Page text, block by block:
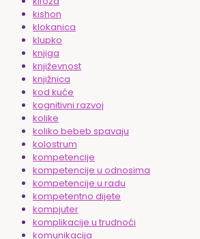
kishon
klokanica
klupko
knjiga
književnost
knjižnica
kod kuće
kognitivni razvoj
kolike
koliko bebeb spavaju
kolostrum
kompetencije
kompetencije u odnosima
kompetencije u radu
kompetentno dijete
kompjuter
komplikacije u trudnoći
komunikacija